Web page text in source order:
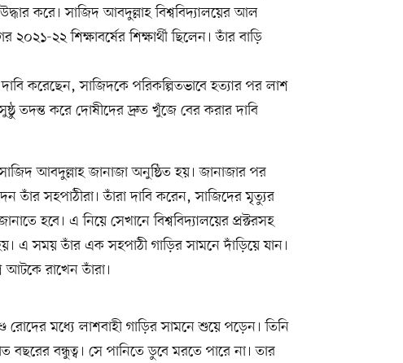
করে। সাজিদ আবদুল্লাহ বিশ্ববিদ্যালয়ের আল
২২ শিক্ষাবর্ষের শিক্ষার্থী ছিলেন। তাঁর বাড়ি
করেছেন, সাজিদকে পরিকল্পিতভাবে হত্যার পর লাশ
তদন্ত করে দোষীদের দ্রুত খুঁজে বের করার দাবি
আবদুল্লাহ জানাজা অনুষ্ঠিত হয়। জানাজার পর
তাঁর সহপাঠীরা। তাঁরা দাবি করেন, সাজিদের মৃত্যুর
হবে। এ নিয়ে সেখানে বিশ্ববিদ্যালয়ের প্রক্টরসহ
এ সময় তাঁর এক সহপাঠী গাড়ির সামনে দাঁড়িয়ে যান।
আটকে রাখেন তাঁরা।
রোদের মধ্যে লাশবাহী গাড়ির সামনে শুয়ে পড়েন। তিনি
বন্ধুত্ব। সে পানিতে ডুবে মরতে পারে না। তার